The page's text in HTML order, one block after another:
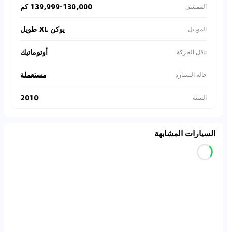
الممشى 139,999-130,000 كم
الموديل يوكن XL طويل
ناقل الحركة أوتوماتيك
حالة السيارة مستعملة
السنة 2010
السيارات المشابهة